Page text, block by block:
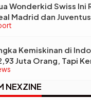
Wonderkid Swiss Ini
Madrid dan
Baru Eropa
Kemiskinan di
Juta Orang, Tapi
Desa dan
NEXZINE